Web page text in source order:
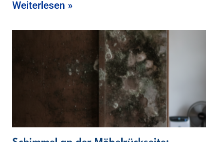
Weiterlesen »